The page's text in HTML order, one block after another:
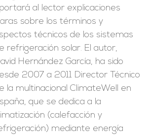
al lector explicaciones
sobre los términos y
técnicos de los sistemas
refrigeración solar. El autor,
Hernández García, ha sido
2007 a 2011 Director Técnico
la multinacional ClimateWell en
que se dedica a la
(calefacción y
mediante energía